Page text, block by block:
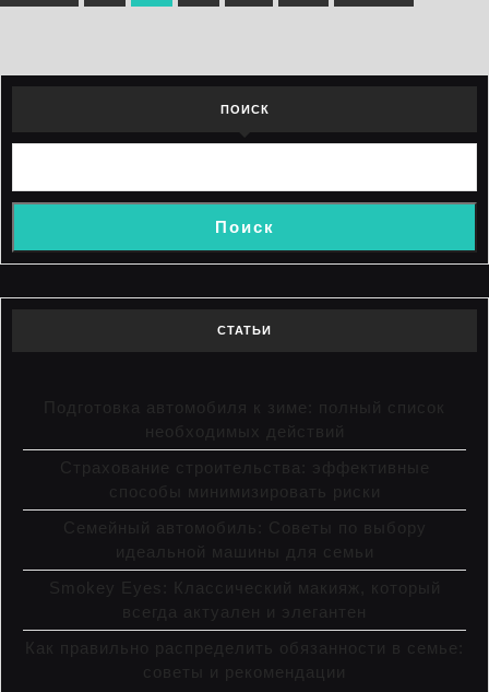
записей
ПОИСК
Поиск
СТАТЬИ
Подготовка автомобиля к зиме: полный список
необходимых действий
Страхование строительства: эффективные
способы минимизировать риски
Семейный автомобиль: Советы по выбору
идеальной машины для семьи
Smokey Eyes: Классический макияж, который
всегда актуален и элегантен
Как правильно распределить обязанности в семье:
советы и рекомендации